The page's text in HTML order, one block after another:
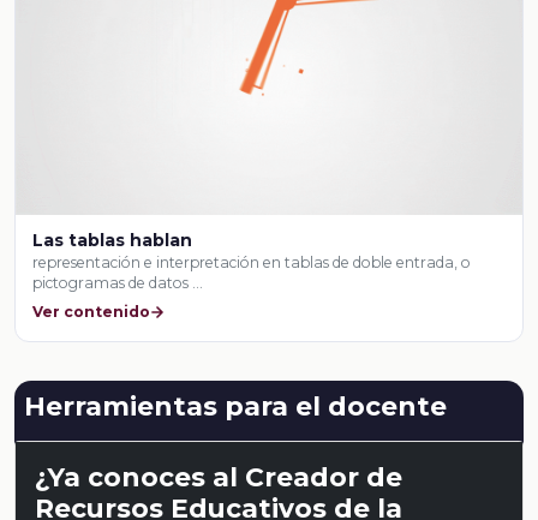
Las tablas hablan
representación e interpretación en tablas de doble entrada, o
pictogramas de datos …
Ver contenido
Herramientas para el docente
¿Ya conoces al Creador de
Recursos Educativos de la